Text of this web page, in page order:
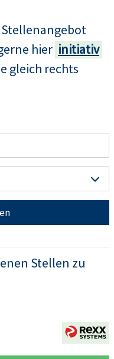
hier initiativ
gleich rechts
Stellen zu